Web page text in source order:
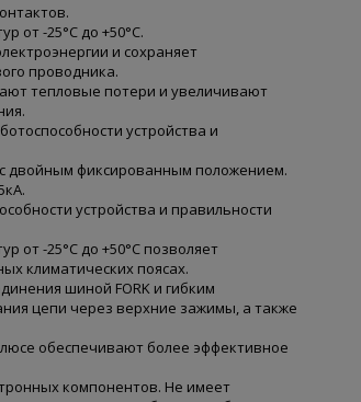
от -25°С до +50°С.
и сохраняет
проводника.
тепловые потери и увеличивают
устройства и
двойным фиксированным положением.
устройства и правильности
от -25°С до +50°С позволяет
климатических поясах.
шиной FORK и гибким
цепи через верхние зажимы, а также
обеспечивают более эффективное
компонентов. Не имеет